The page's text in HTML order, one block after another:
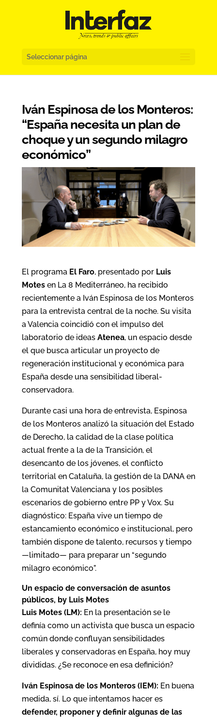
Seleccionar página
Iván Espinosa de los Monteros:
“España necesita un plan de
choque y un segundo milagro
económico”
El programa El Faro, presentado por Luis
Motesen La 8 Mediterráneo, ha recibido
recientemente a Iván Espinosa de los Monteros
para la entrevista central de la noche. Su visita
a Valencia coincidió con el impulso del
laboratorio de ideas Atenea, un espacio desde
el que busca articular un proyecto de
regeneración institucional y económica para
España desde una sensibilidad liberal-
conservadora.
Durante casi una hora de entrevista, Espinosa
de los Monteros analizó la situación del Estado
de Derecho, la calidad de la clase política
actual frente a la de la Transición, el
desencanto de los jóvenes, el conflicto
territorial en Cataluña, la gestión de la DANA en
la Comunitat Valenciana y los posibles
escenarios de gobierno entre PP y Vox. Su
diagnóstico: España vive un tiempo de
estancamiento económico e institucional, pero
también dispone de talento, recursos y tiempo
—limitado— para preparar un “segundo
milagro económico”.
Un espacio de conversación de asuntos
públicos, by Luis Motes
Luis Motes (LM): En la presentación se le
definía como un activista que busca un espacio
común donde confluyan sensibilidades
liberales y conservadoras en España, hoy muy
divididas. ¿Se reconoce en esa definición?
Iván Espinosa de los Monteros (IEM): En buena
medida, sí. Lo que intentamos hacer es
defender, proponer y definir algunas de las